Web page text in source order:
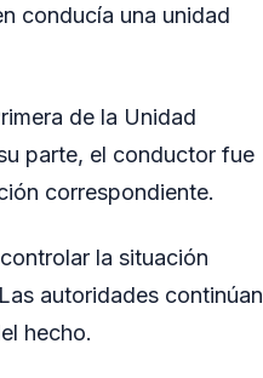
conducía una unidad
de la Unidad
parte, el conductor fue
correspondiente.
la situación
autoridades continúan
hecho.